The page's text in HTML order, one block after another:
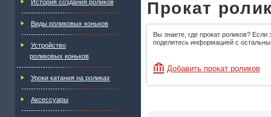
История создания роликов
Виды роликовых коньков
Устройство
роликовых коньков
Уроки катания на роликах
Аксессуары
Прокат
Вы знаете, где прокат роликов? Если
поделитесь информацией с
Добавить прокат роликов